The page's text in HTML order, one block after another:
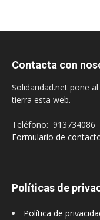
Contacta con
Solidaridad.net pone
tierra esta web.
Teléfono: 913734086
Formulario de
Políticas de
Política de